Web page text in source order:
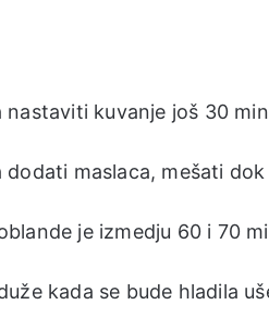
nastaviti kuvanje još 30
dodati maslaca, mešati
je izmedju 60 i 70
kada se bude hladila